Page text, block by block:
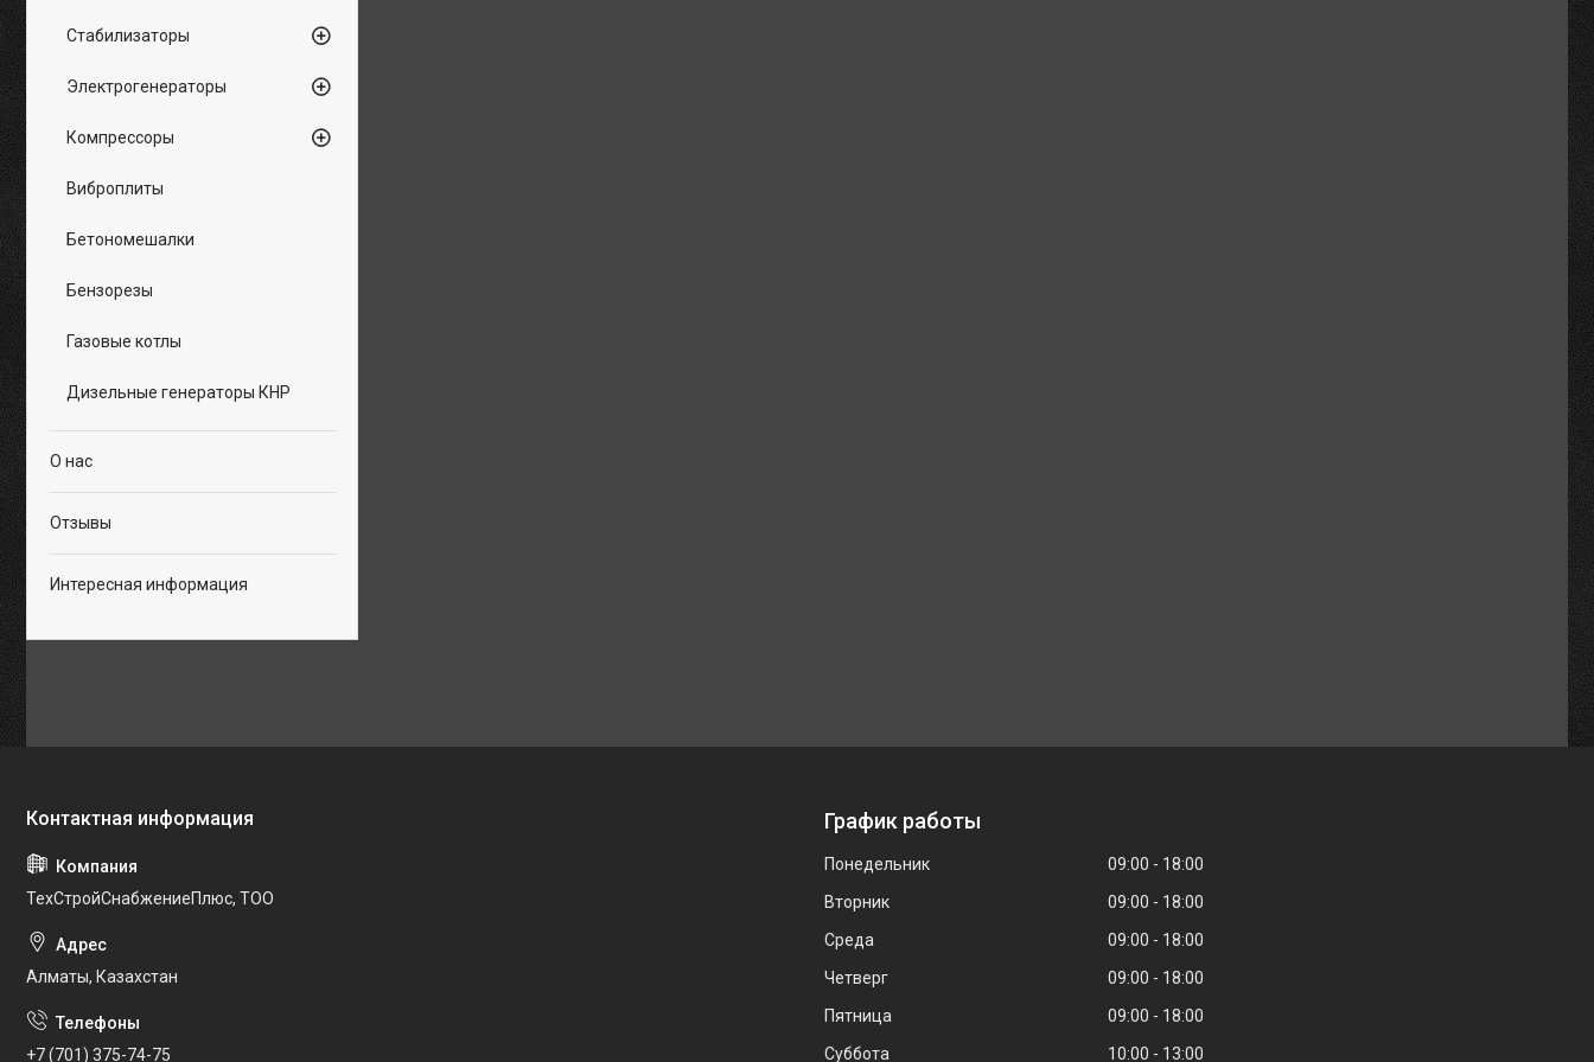
Стабилизаторы
Электрогенераторы
Компрессоры
Виброплиты
Бетономешалки
Бензорезы
Газовые котлы
Дизельные генераторы КНР
О нас
Отзывы
Интересная информация
ТехСтройСнабжениеПлюс, ТОО
Алматы, Казахстан
+7 (701) 375-74-75
График работы
Понедельник 09:00
18:00
Вторник
09:00
18:00
Среда
09:00
18:00
Четверг
09:00
18:00
Пятница
09:00
18:00
Суббота
10:00 13:00